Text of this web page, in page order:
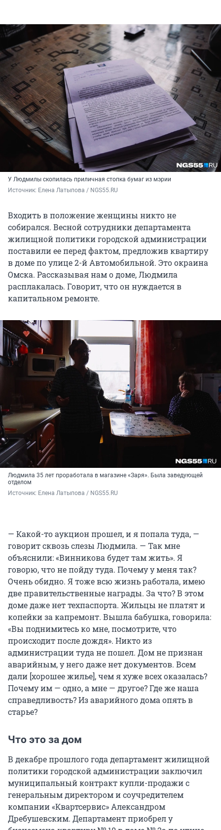
У Людмилы скопилась приличная стопка бумаг из мэрии
Источник: Елена Латыпова / NGS55.RU
Входить в положение женщины никто не
собирался. Весной сотрудники департамента
жилищной политики городской администрации
поставили ее перед фактом, предложив квартиру
в доме по улице 2-й Автомобильной. Это окраина
Омска. Рассказывая нам о доме, Людмила
расплакалась. Говорит, что он нуждается в
капитальном ремонте.
Людмила 35 лет проработала в магазине «Заря». Была заведующей
отделом
Источник: Елена Латыпова / NGS55.RU
— Какой-то аукцион прошел, и я попала туда, —
говорит сквозь слезы Людмила. — Так мне
объяснили: «Винникова будет там жить». Я
говорю, что не пойду туда. Почему у меня так?
Очень обидно. Я тоже всю жизнь работала, имею
две правительственные награды. За что? В этом
доме даже нет техпаспорта. Жильцы не платят и
копейки за капремонт. Вышла бабушка, говорила:
«Вы поднимитесь ко мне, посмотрите, что
происходит после дождя». Никто из
администрации туда не пошел. Дом не признан
аварийным, у него даже нет документов. Всем
дали [хорошее жилье], чем я хуже всех оказалась?
Почему им — одно, а мне — другое? Где же наша
справедливость? Из аварийного дома опять в
старье?
Что это за дом
В декабре прошлого года департамент жилищной
политики городской администрации заключил
муниципальный контракт купли-продажи с
генеральным директором и соучредителем
компании «Квартсервис» Александром
Дребушевским. Департамент приобрел у